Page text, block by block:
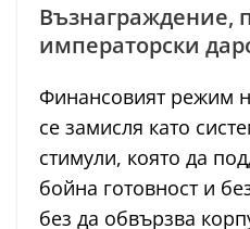
Възнаграждение,
императорски
Финансовият режим
се замисля като
стимули, която да
бойна готовност и
без да обвързва